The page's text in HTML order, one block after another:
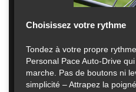
Choisissez votre rythme
Tondez à votre propre
Personal Pace Auto-Drive
marche. Pas de boutons ni
simplicité – Attrapez la